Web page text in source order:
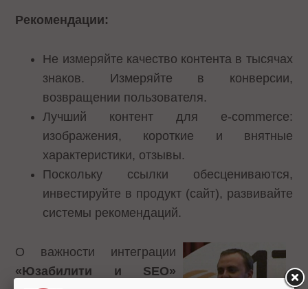
Рекомендации:
Не измеряйте качество контента в тысячах
знаков. Измеряйте в конверсии,
возвращении пользователя.
Лучший контент для e-commerce:
изображения, короткие и внятные
характеристики, отзывы.
Поскольку ссылки обесцениваются,
инвестируйте в продукт (сайт), развивайте
системы рекомендаций.
О важности интеграции
«Юзабилити и SEO»